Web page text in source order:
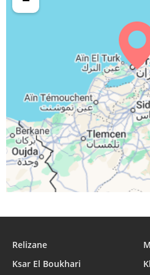
Relizane
Ksar El Boukhari